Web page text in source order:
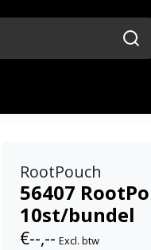
RootPouch
56407
10st/bundel
€--,-- Excl. btw